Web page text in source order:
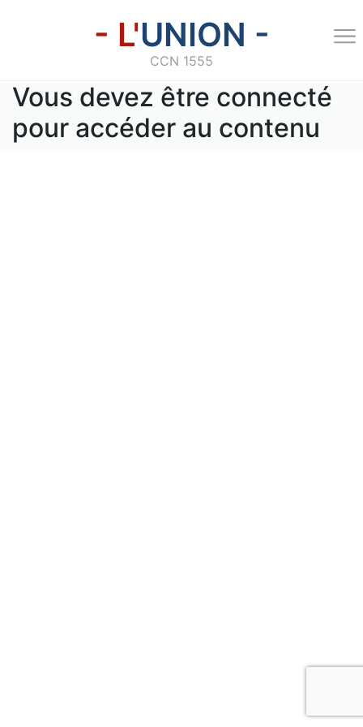
- L'UNION -
CCN 1555
Vous devez être connecté
pour accéder au contenu